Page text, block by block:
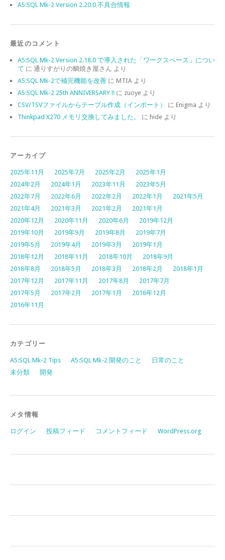
A5:SQL Mk-2 Version 2.20.0 不具合情報
最近のコメント
A5:SQL Mk-2 Version 2.18.0 で導入された「ワークスペース」につい
て に 通りすがりの鯛焼き屋さん より
A5:SQL Mk-2で補完機能を改善 に MTIA より
A5:SQL Mk-2 25th ANNIVERSARY !! に zuoye より
CSV/TSVファイルからテーブル作成（インポート）
に Enigma より
Thinkpad X270 メモリ交換してみました。
に hide より
アーカイブ
2025年11月 2025年7月 2025年2月
2025年1月
2024年2月
2024年1月 2023年11月
2023年5月
2022年7月
2022年6月 2022年2月 2022年1月
2021年5月
2021年4月
2021年3月 2021年2月
2021年1月
2020年12月
2020年11月 2020年6月
2019年12月
2019年10月
2019年9月 2019年8月
2019年7月
2019年5月
2019年4月 2019年3月
2019年1月
2018年12月
2018年11月 2018年10月
2018年9月
2018年8月
2018年5月 2018年3月 2018年2月
2018年1月
2017年12月
2017年11月 2017年8月
2017年7月
2017年5月
2017年2月 2017年1月
2016年12月
2016年11月
カテゴリー
A5:SQL Mk-2 Tips A5:SQL Mk-2 開発のこと
日常のこと
未分類
開発
メタ情報
ログイン 投稿フィード コメントフィード WordPress.org